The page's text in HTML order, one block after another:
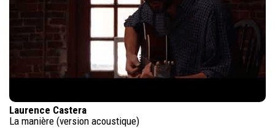
Laurence Castera
La manière (version acoustique)